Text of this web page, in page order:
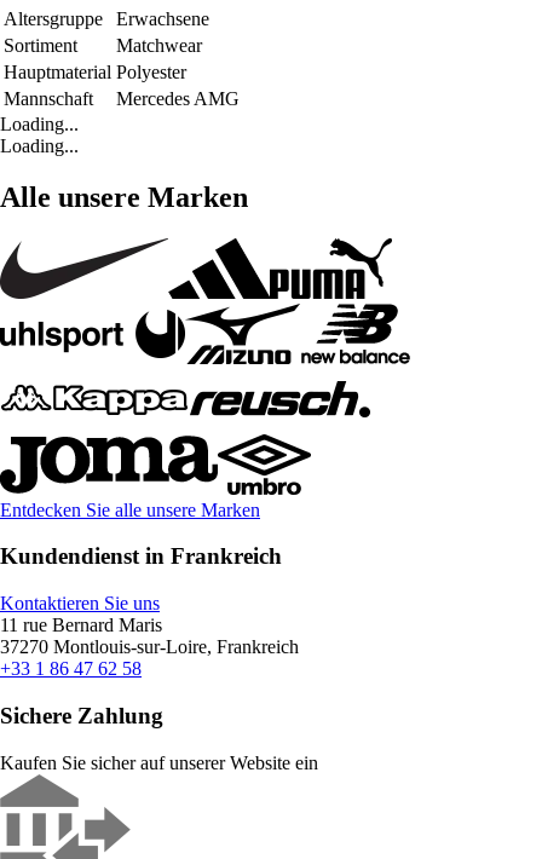
Altersgruppe
Erwachsene
Sortiment
Matchwear
Hauptmaterial Polyester
Mannschaft
Mercedes AMG
Loading...
Loading...
Alle unsere Marken
Entdecken Sie alle unsere Marken
Kundendienst in Frankreich
Kontaktieren Sie uns
11 rue Bernard Maris
37270 Montlouis-sur-Loire, Frankreich
+33 1 86 47 62 58
Sichere Zahlung
Kaufen Sie sicher auf unserer Website ein